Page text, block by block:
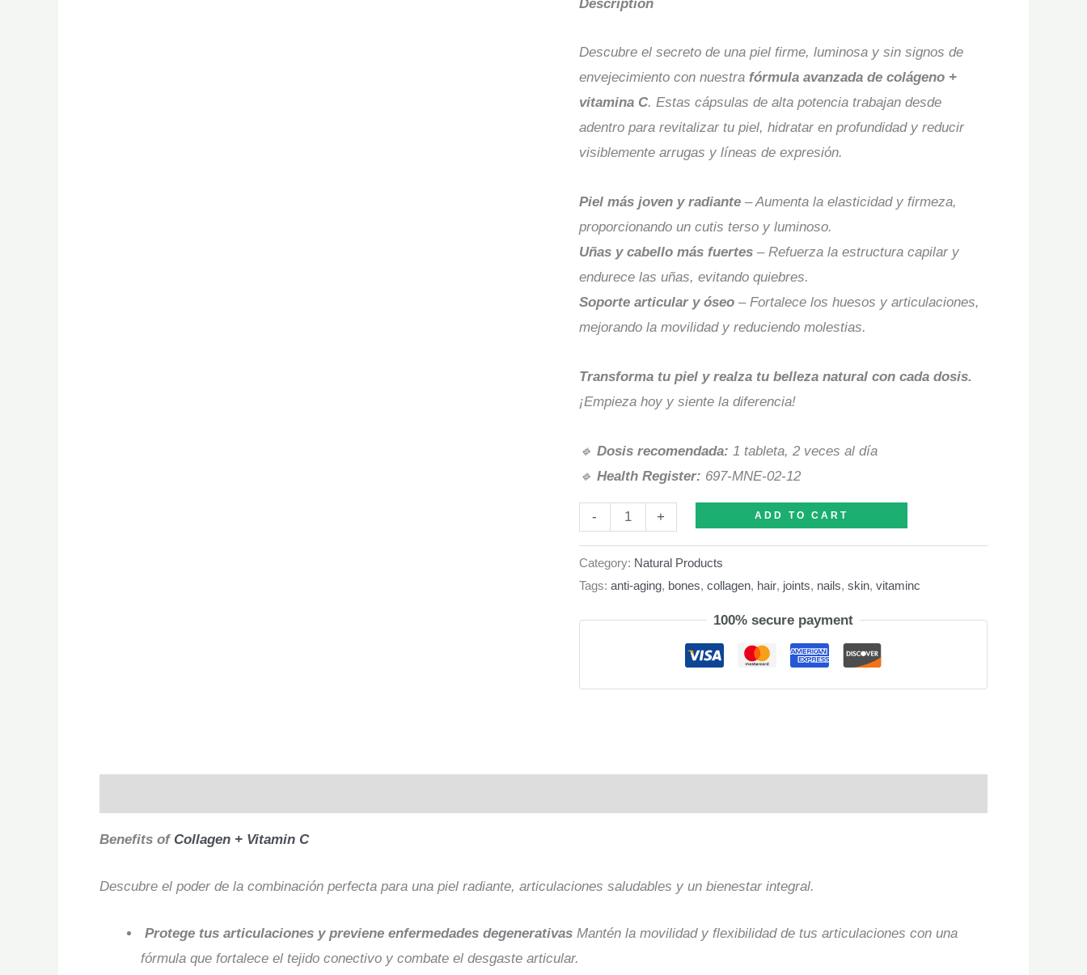
Description
Descubre el secreto de una piel firme, luminosa y sin signos de
envejecimiento con nuestra fórmula avanzada de colágeno +
vitamina C. Estas cápsulas de alta potencia trabajan desde
adentro para revitalizar tu piel, hidratar en profundidad y reducir
visiblemente arrugas y líneas de expresión.
Piel más joven y radiante– Aumenta la elasticidad y firmeza,
proporcionando un cutis terso y luminoso.
Uñas y cabello más fuertes– Refuerza la estructura capilar y
endurece las uñas, evitando quiebres.
Soporte articular y óseo– Fortalece los huesos y articulaciones,
mejorando la movilidad y reduciendo molestias.
Transforma tu piel y realza tu belleza natural con cada dosis.
¡Empieza hoy y siente la diferencia!
🔹 Dosis recomendada: 1 tableta, 2 veces al día
🔹 Health Register: 697-MNE-02-12
-
Collagen
Vitamin
C
+ ADD TO CART
Category: Natural Products
Tags: anti-aging, bones, collagen, hair, joints, nails, skin, vitaminc
100% secure payment
Benefits ofCollagen + Vitamin C
Descubre el poder de la combinación perfecta para una piel radiante, articulaciones saludables y un bienestar integral.
Protege tus articulaciones y previene enfermedades degenerativas Mantén la movilidad y flexibilidad de tus articulaciones con una
fórmula que fortalece el tejido conectivo y combate el desgaste articular.